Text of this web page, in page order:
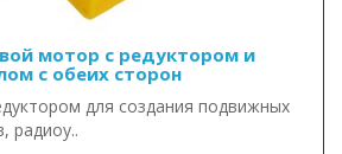
мотор с редуктором и
с обеих сторон
для создания подвижных
радиоу..